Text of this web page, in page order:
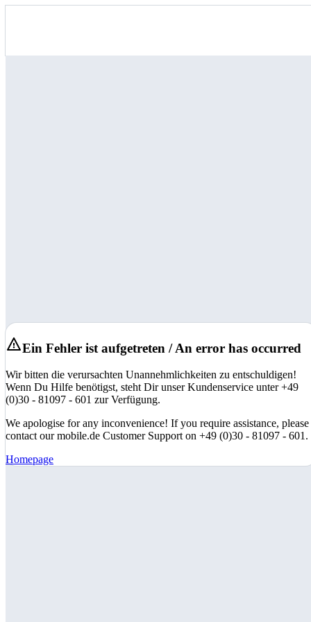
Ein Fehler ist aufgetreten / An error has occurred
Wir bitten die verursachten Unannehmlichkeiten zu entschuldigen!
Wenn Du Hilfe benötigst, steht Dir unser Kundenservice unter +49
(0)30 - 81097 - 601 zur Verfügung.
We apologise for any inconvenience! If you require assistance, please
contact our mobile.de Customer Support on +49 (0)30 - 81097 - 601.
Homepage